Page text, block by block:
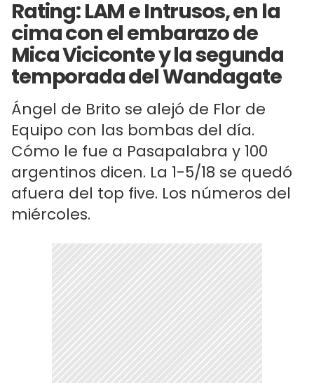
Rating: LAM e Intrusos, en la
cima con el embarazo de
Mica Viciconte y la segunda
temporada del Wandagate
Ángel de Brito se alejó de Flor de
Equipo con las bombas del día.
Cómo le fue a Pasapalabra y 100
argentinos dicen. La 1-5/18 se quedó
afuera del top five. Los números del
miércoles.